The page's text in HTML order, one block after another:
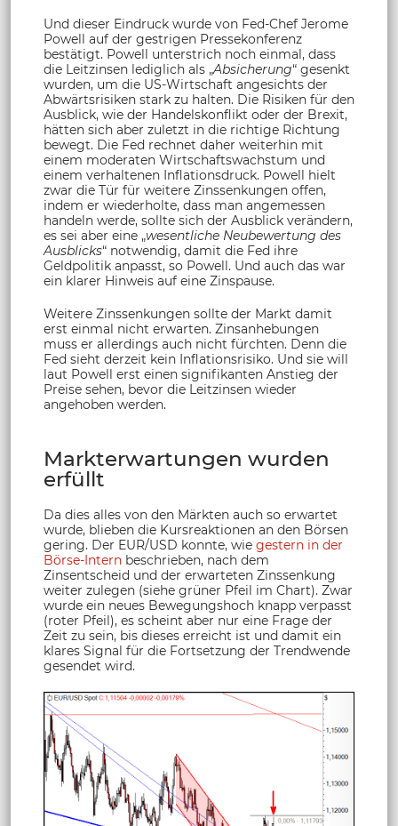
Und dieser Eindruck wurde von Fed-Chef Jerome
Powell auf der gestrigen Pressekonferenz
bestätigt. Powell unterstrich noch einmal, dass
die Leitzinsen lediglich als „Absicherung“ gesenkt
wurden, um die US-Wirtschaft angesichts der
Abwärtsrisiken stark zu halten. Die Risiken für den
Ausblick, wie der Handelskonflikt oder der Brexit,
hätten sich aber zuletzt in die richtige Richtung
bewegt. Die Fed rechnet daher weiterhin mit
einem moderaten Wirtschaftswachstum und
einem verhaltenen Inflationsdruck. Powell hielt
zwar die Tür für weitere Zinssenkungen offen,
indem er wiederholte, dass man angemessen
handeln werde, sollte sich der Ausblick verändern,
es sei aber eine „wesentliche Neubewertung des
Ausblicks“ notwendig, damit die Fed ihre
Geldpolitik anpasst, so Powell. Und auch das war
ein klarer Hinweis auf eine Zinspause.
Weitere Zinssenkungen sollte der Markt damit
erst einmal nicht erwarten. Zinsanhebungen
muss er allerdings auch nicht fürchten. Denn die
Fed sieht derzeit kein Inflationsrisiko. Und sie will
laut Powell erst einen signifikanten Anstieg der
Preise sehen, bevor die Leitzinsen wieder
angehoben werden.
Markterwartungen wurden
erfüllt
Da dies alles von den Märkten auch so erwartet
wurde, blieben die Kursreaktionen an den Börsen
gering. Der EUR/USD konnte, wie gestern in der
Börse-Intern beschrieben, nach dem
Zinsentscheid und der erwarteten Zinssenkung
weiter zulegen (siehe grüner Pfeil im Chart). Zwar
wurde ein neues Bewegungshoch knapp verpasst
(roter Pfeil), es scheint aber nur eine Frage der
Zeit zu sein, bis dieses erreicht ist und damit ein
klares Signal für die Fortsetzung der Trendwende
gesendet wird.